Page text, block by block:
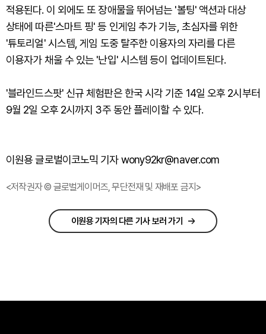
적용된다. 이 외에도 또 장애물을 뛰어넘는 '볼팅' 액션과 대상
상태에 따른'스마트 핑' 등 인게임 추가 기능, 초심자를 위한
'튜토리얼' 시스템, 게임 도중 탈주한 이용자의 자리를 다른
이용자가 채울 수 있는 '난입' 시스템 등이 업데이트된다.
'블라인드스팟' 신규 체험판은 한국 시각 기준 14일 오후 2시부터
9월 2일 오후 2시까지 3주 동안 플레이할 수 있다.
이원용 글로벌이코노믹 기자 wony92kr@naver.com
<저작권자 © 글로벌게이머즈, 무단전재 및 재배포 금지>
이원용 기자의 다른 기사 보러 가기